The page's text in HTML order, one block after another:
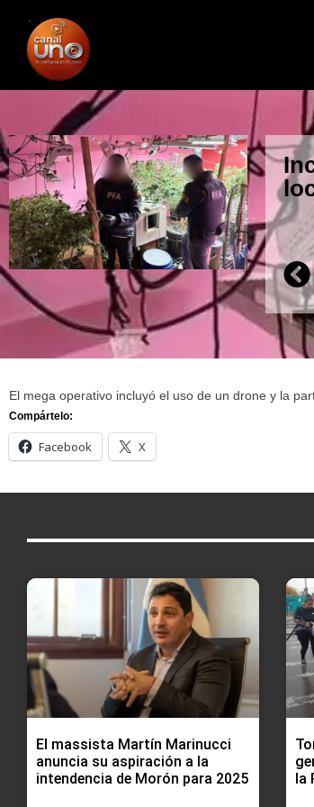
El mega operativo incluyó el uso de un drone y la
Compártelo:
Facebook X
El massista Martín Marinucci
anuncia su aspiración a la
intendencia de Morón para 2025
la